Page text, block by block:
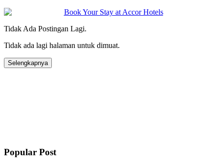
Tidak Ada Postingan Lagi.
Tidak ada lagi halaman untuk dimuat.
Selengkapnya
Popular Post